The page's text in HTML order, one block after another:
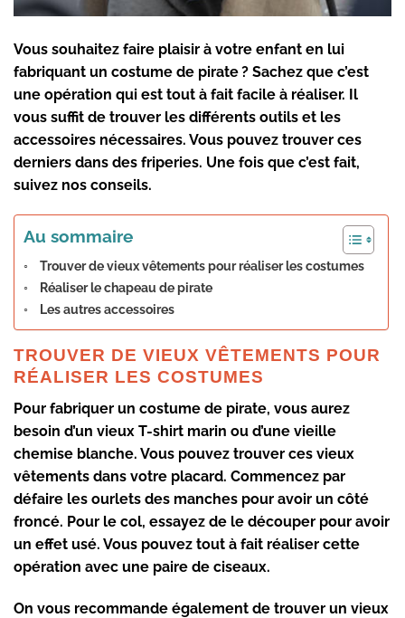
Vous souhaitez faire plaisir à votre enfant en lui
fabriquant un costume de pirate ? Sachez que c’est
une opération qui est tout à fait facile à réaliser. Il
vous suffit de trouver les différents outils et les
accessoires nécessaires. Vous pouvez trouver ces
derniers dans des friperies. Une fois que c’est fait,
suivez nos conseils.
Au sommaire
Trouver de vieux vêtements pour réaliser les costumes
Réaliser le chapeau de pirate
Les autres accessoires
TROUVER DE VIEUX VÊTEMENTS POUR
RÉALISER LES COSTUMES
Pour fabriquer un costume de pirate, vous aurez
besoin d’un vieux T-shirt marin ou d’une vieille
chemise blanche. Vous pouvez trouver ces vieux
vêtements dans votre placard. Commencez par
défaire les ourlets des manches pour avoir un côté
froncé. Pour le col, essayez de le découper pour avoir
un effet usé. Vous pouvez tout à fait réaliser cette
opération avec une paire de ciseaux.
On vous recommande également de trouver un vieux